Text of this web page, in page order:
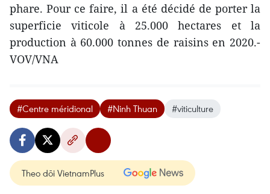
phare. Pour ce faire, il a été décidé de porter la
superficie viticole à 25.000 hectares et la
production à 60.000 tonnes de raisins en 2020.-
VOV/VNA
#Centre méridional #Ninh Thuan #viticulture
Theo dõi VietnamPlus